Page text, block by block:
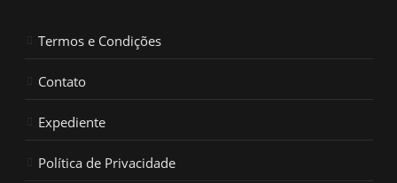
Termos e Condições
Contato
Expediente
Política de Privacidade